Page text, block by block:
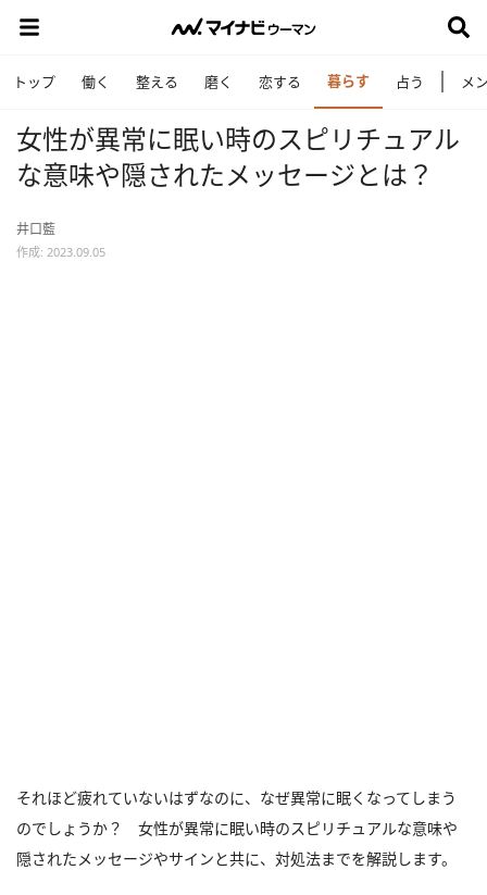
トップ 働く 整える 磨く 恋する 暮らす 占う メ
女性が異常に眠い時のスピリチュアル
な意味や隠されたメッセージとは？
井口藍
作成: 2023.09.05
それほど疲れていないはずなのに、なぜ異常に眠くなってしまう
のでしょうか？ 女性が異常に眠い時のスピリチュアルな意味や
隠されたメッセージやサインと共に、対処法までを解説します。